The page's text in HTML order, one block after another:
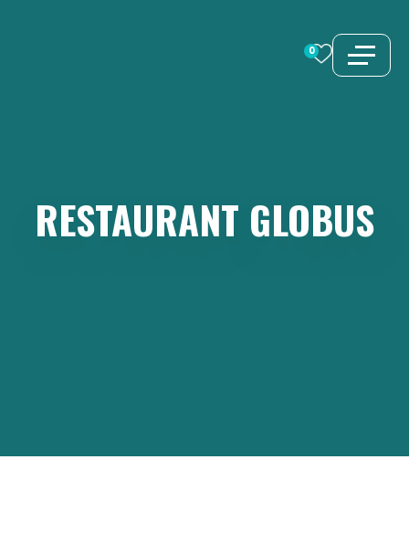
0
RESTAURANT GLOBUS